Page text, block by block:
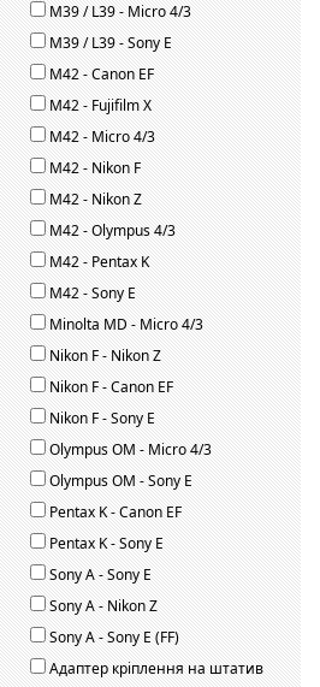
M39 / L39 - Micro 4/3
M39 / L39 - Sony E
M42 - Canon EF
M42 - Fujifilm X
M42 - Micro 4/3
M42 - Nikon F
M42 - Nikon Z
M42 - Olympus 4/3
M42 - Pentax K
M42 - Sony E
Minolta MD - Micro 4/3
Nikon F - Nikon Z
Nikon F - Canon EF
Nikon F - Sony E
Olympus OM - Micro 4/3
Olympus OM - Sony E
Pentax K - Canon EF
Pentax K - Sony E
Sony A - Sony E
Sony A - Nikon Z
Sony A - Sony E (FF)
Адаптер кріплення на штатив